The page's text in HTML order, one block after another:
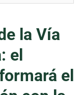
la Vía
el
el